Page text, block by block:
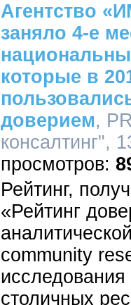
Агентство
заняло 4-е
которые в
доверием,
консалтинг",
Рейтинг,
«Рейтинг
community
столичных